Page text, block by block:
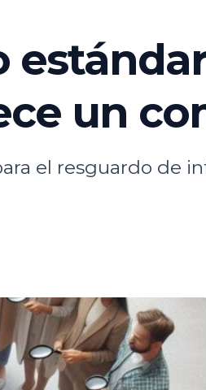
un
el resguardo de